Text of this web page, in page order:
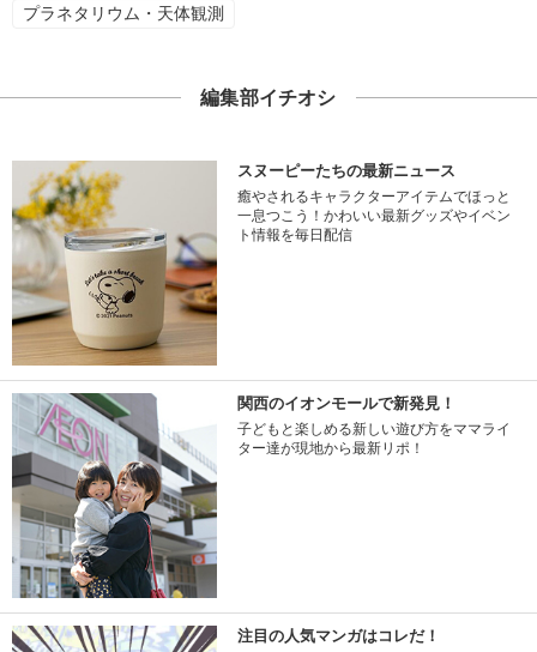
プラネタリウム・天体観測
編集部イチオシ
スヌーピーたちの最新ニュース
癒やされるキャラクターアイテムでほっと
一息つこう！かわいい最新グッズやイベン
ト情報を毎日配信
関西のイオンモールで新発見！
子どもと楽しめる新しい遊び方をママライ
ター達が現地から最新リポ！
注目の人気マンガはコレだ！